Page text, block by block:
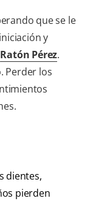
que se le
y
Ratón Pérez.
Perder los
dientes,
pierden